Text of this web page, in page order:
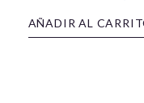
AÑADIR AL